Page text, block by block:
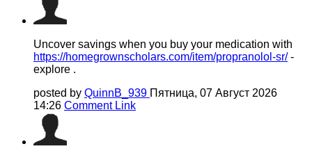
Uncover savings when you buy your medication with
https://homegrownscholars.com/item/propranolol-sr/-
explore .
posted by QuinnB_939 Пятница, 07 Август 2026
14:26 Comment Link